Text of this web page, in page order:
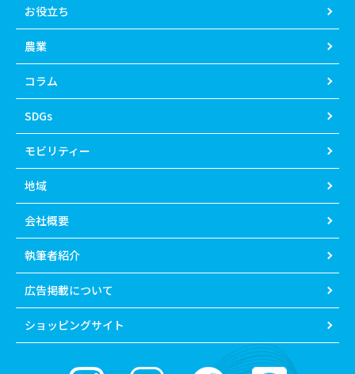
お役立ち
農業
コラム
SDGs
モビリティー
地域
会社概要
執筆者紹介
広告掲載について
ショッピングサイト